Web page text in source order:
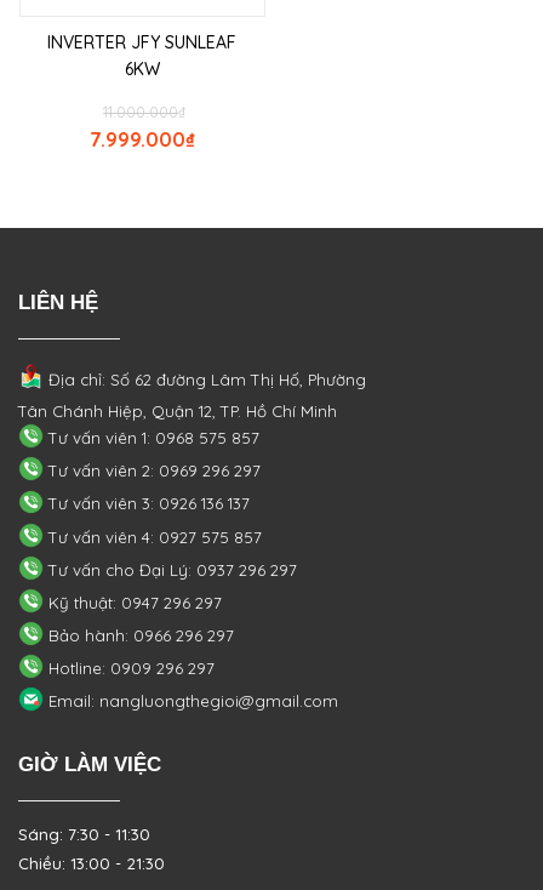
INVERTER JFY SUNLEAF
6KW
₫
11.000.000
₫
7.999.000
LIÊN HỆ
Địa chỉ: Số 62 đường Lâm Thị Hố, Phường
Tân Chánh Hiệp, Quận 12, TP. Hồ Chí Minh
Tư vấn viên 1: 0968 575 857
Tư vấn viên 2: 0969 296 297
Tư vấn viên 3: 0926 136 137
Tư vấn viên 4: 0927 575 857
Tư vấn cho Đại Lý: 0937 296 297
Kỹ thuật: 0947 296 297
Bảo hành: 0966 296 297
Hotline: 0909 296 297
Email: nangluongthegioi@gmail.com
GIỜ LÀM VIỆC
Sáng: 7:30 - 11:30
Chiều: 13:00 - 21:30